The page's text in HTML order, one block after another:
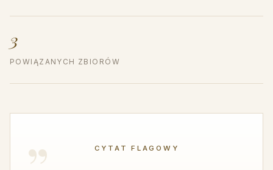
3
POWIĄZANYCH ZBIORÓW
CYTAT FLAGOWY